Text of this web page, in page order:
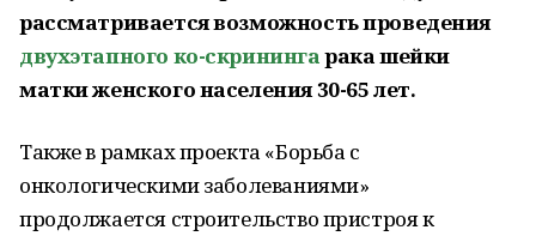
рассматривается возможность проведения
двухэтапного ко-скринингарака шейки
матки женского населения 30-65 лет.
Также в рамках проекта «Борьба с
онкологическими заболеваниями»
продолжается строительство пристроя к